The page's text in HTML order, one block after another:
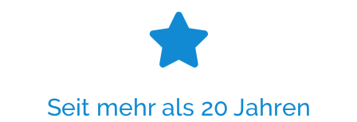
Seit mehr als 20 Jahren